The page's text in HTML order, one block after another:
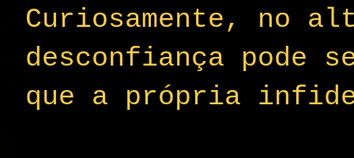
Curiosamente, no
desconfiança pode
que a própria